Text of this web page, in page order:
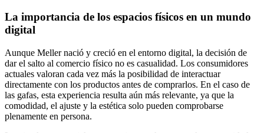
La importancia de los espacios físicos en un mundo
digital
Aunque Meller nació y creció en el entorno digital, la decisión de
dar el salto al comercio físico no es casualidad. Los consumidores
actuales valoran cada vez más la posibilidad de interactuar
directamente con los productos antes de comprarlos. En el caso de
las gafas, esta experiencia resulta aún más relevante, ya que la
comodidad, el ajuste y la estética solo pueden comprobarse
plenamente en persona.